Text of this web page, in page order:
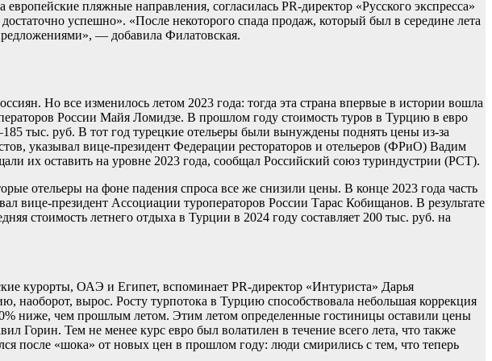
пляжные направления, согласилась PR-директор «Русского экспресса»
успешно». «После некоторого спада продаж, который был в середине лета
— добавила Филатовская.
Но все изменилось летом 2023 года: тогда эта страна впервые в истории вошла
России Майя Ломидзе. В прошлом году стоимость туров в Турцию в евро
тыс. руб. В тот год турецкие отельеры были вынуждены поднять цены из-за
указывал вице-президент Федерации рестораторов и отельеров (ФРиО) Вадим
их оставить на уровне 2023 года, сообщал Российский союз туриндустрии (РСТ).
отельеры на фоне падения спроса все же снизили цены. В конце 2023 года часть
вице-президент Ассоциации туроператоров России Тарас Кобищанов. В результате
стоимость летнего отдыха в Турции в 2024 году составляет 200 тыс. руб. на
курорты, ОАЭ и Египет, вспоминает PR-директор «Интуриста» Дарья
вырос. Росту турпотока в Турцию способствовала небольшая коррекция
ниже, чем прошлым летом. Этим летом определенные гостиницы оставили цены
Горин. Тем не менее курс евро был волатилен в течение всего лета, что также
после «шока» от новых цен в прошлом году: люди смирились с тем, что теперь